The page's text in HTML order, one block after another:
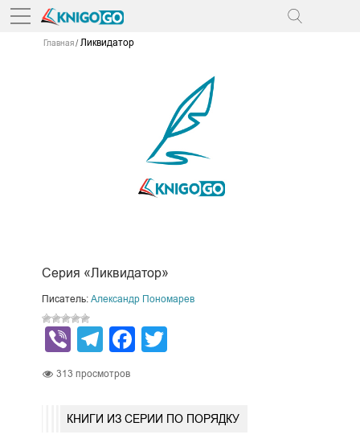
Главная Ликвидатор
Серия «Ликвидатор»
Писатель: Александр Пономарев
ViberTelegram
Facebook
313 просмотров
КНИГИ ИЗ СЕРИИ ПО ПОРЯДКУ